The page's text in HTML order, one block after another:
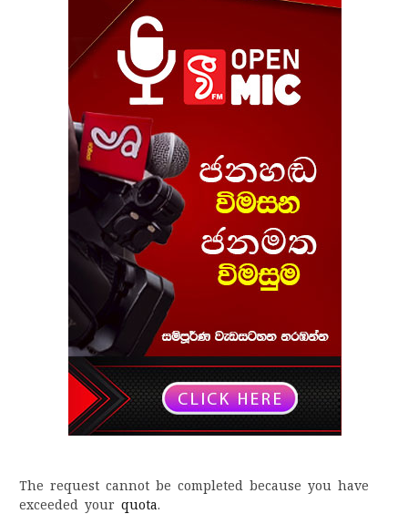
The request cannot be completed because you have
exceeded your quota.